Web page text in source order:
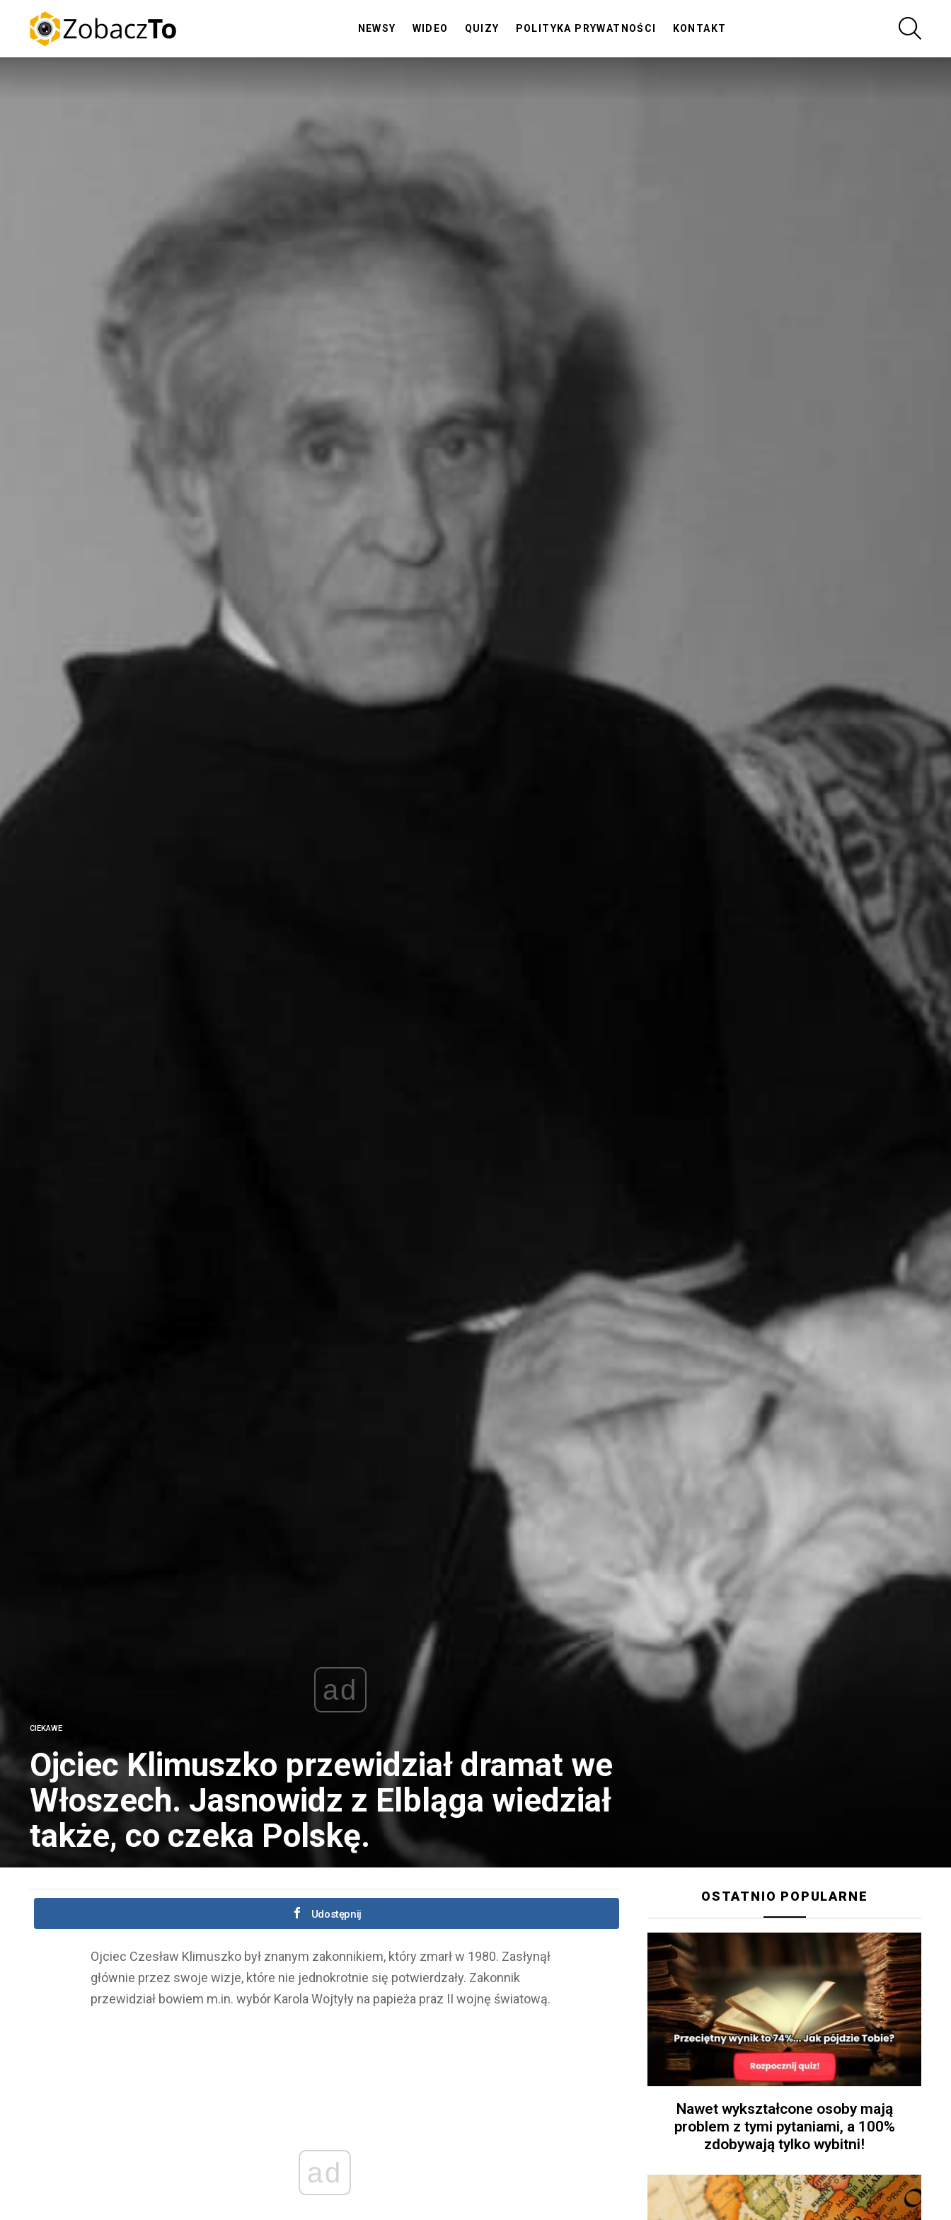
NEWSY WIDEO QUIZY POLITYKA PRYWATNOŚCI KONTAKT
ad
CIEKAWE
Ojciec Klimuszko przewidział dramat we
Włoszech. Jasnowidz z Elbląga wiedział
także, co czeka Polskę.
Udostępnij
Ojciec Czesław Klimuszko był znanym zakonnikiem, który zmarł w 1980. Zasłynął
głównie przez swoje wizje, które nie jednokrotnie się potwierdzały. Zakonnik
przewidział bowiem m.in. wybór Karola Wojtyły na papieża praz II wojnę światową.
ad
OSTATNIO POPULARNE
Nawet wykształcone osoby mają
problem z tymi pytaniami, a 100%
zdobywają tylko wybitni!